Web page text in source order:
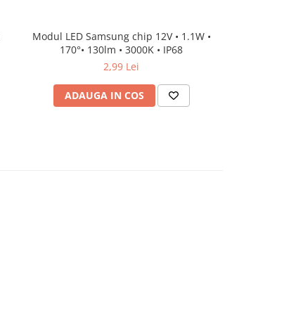
Modul LED Samsung chip 12V • 1.1W •
170°• 130lm • 3000K • IP68
2,99 Lei
ADAUGA IN COS